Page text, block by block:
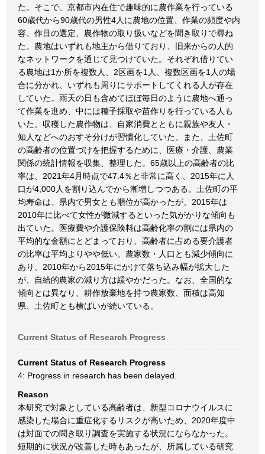
た。そこで、京都市内在住で趣味的に農作業を行っている
60歳代から90歳代の男性4人に農地の位置、作業の頻度や内
容、作目の選定、農作物の取り扱いなどを聞き取りで尋ね
た。農地はいずれも地主から借りており、旧来からの人的
なネットワークを通じて見つけていた。それぞれ借りてい
る農地は1か所を複数人、2区画を1人、複数区画を1人の場
合に分かれ、いずれも周りにサポートしてくれる人が存在
していた。雨天の日も含めてほぼ毎日のように農地へ通っ
て作業を進め、中には種子採取や苗作りを行っている人も
いた。収穫した農作物は、自家消費とともに親族や友人・
知人などへのおすそ分けが習慣化していた。また、土佐町
の高齢者の位置づけを把握するために、医療・介護、農業
関係の統計情報を収集、整理した。65歳以上の高齢者の比
率は、2021年4月時点で47.4％と非常に高く、2015年に人
口が4,000人を割り込んでから漸増しつつある。土佐町の平
均寿命は、県内で男女とも順位が高かったが、2015年は
2010年に比べて女性が微減するといった気がかりな傾向も
出ていた。医療費や介護保険料は高齢化率の割には県内の
平均的な金額にとどまっており、高齢者に占める要介護者
の比率は平均よりやや低い。農家数・人口とも減少傾向に
あり、2010年から2015年にかけて落ち込み幅が拡大した
が、自給的農家の減り方は緩やかだった。なお、全国的な
傾向とは異なり、耕作放棄地を持つ農家数、面積は高知
県、土佐町とも横ばいが続いている。
Current Status of Research Progress
Current Status of Research Progress
4: Progress in research has been delayed.
Reason
本研究で対象としている高齢者は、新型コロナウイルスに
感染した場合に重症化するリスクが高いため、2020年度中
は対面での聞き取り調査を実施する状況にならなかった。
短期的に状況が改善した時もあったが、所属している研究